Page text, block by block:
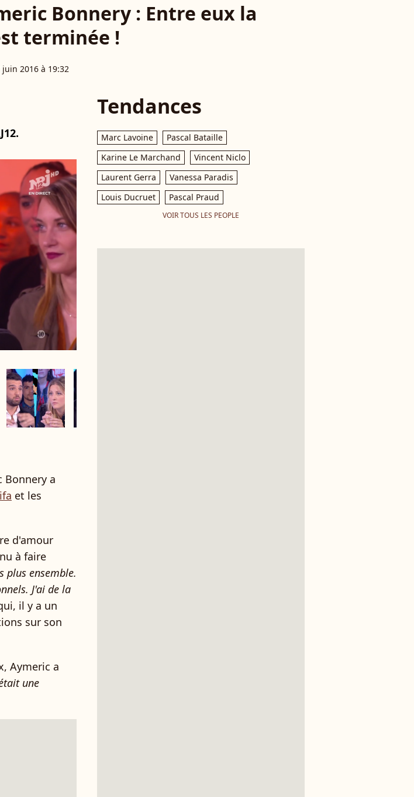
Bonnery : Entre eux la
terminée !
2016 à 19:32
Bonnery a
et les
d'amour
à faire
plus ensemble.
J'ai de la
il y a un
sur son
Aymeric a
une
Tendances
Marc Lavoine
Pascal Bataille
Karine Le Marchand
Vincent Niclo
Laurent Gerra
Vanessa Paradis
Louis Ducruet
Pascal Praud
VOIR TOUS LES PEOPLE